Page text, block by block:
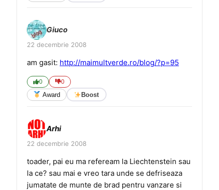
Giuco
22 decembrie 2008
am gasit: http://maimultverde.ro/blog/?p=95
0 0
Award Boost
Arhi
22 decembrie 2008
toader, pai eu ma refeream la Liechtenstein sau
la ce? sau mai e vreo tara unde se defriseaza
jumatate de munte de brad pentru vanzare si